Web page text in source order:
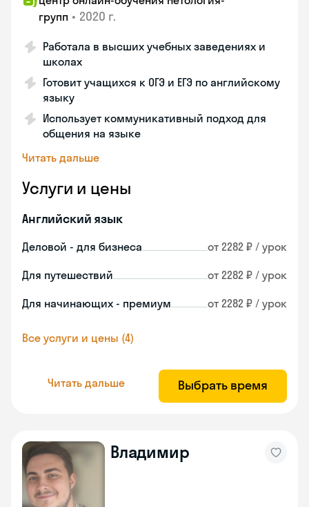
групп • 2020 г.
Работала в высших учебных заведениях и
школах
Готовит учащихся к ОГЭ и ЕГЭ по английскому
языку
Использует коммуникативный подход для
общения на языке
Читать дальше
Услуги и цены
Английский язык
Деловой - для бизнеса от 2282 ₽ / урок
Для путешествий от 2282 ₽ / урок
Для начинающих - премиум от 2282 ₽ / урок
Все услуги и цены (4)
Читать дальше Выбрать время
Владимир